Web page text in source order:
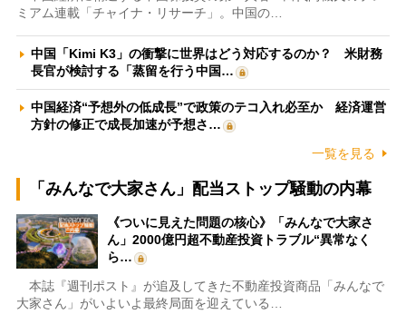
ミアム連載「チャイナ・リサーチ」。中国の…
中国「Kimi K3」の衝撃に世界はどう対応するのか？ 米財務
長官が検討する「蒸留を行う中国…
中国経済“予想外の低成長”で政策のテコ入れ必至か 経済運営
方針の修正で成長加速が予想さ…
一覧を見る
「みんなで大家さん」配当ストップ騒動の内幕
《ついに見えた問題の核心》「みんなで大家さ
ん」2000億円超不動産投資トラブル“異常なく
ら…
本誌『週刊ポスト』が追及してきた不動産投資商品「みんなで
大家さん」がいよいよ最終局面を迎えている…